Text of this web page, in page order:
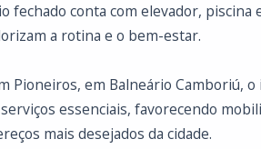
fechado conta com elevador,
a rotina e o bem-estar.
Pioneiros, em Balneário Camboriú,
essenciais, favorecendo
mais desejados da cidade.